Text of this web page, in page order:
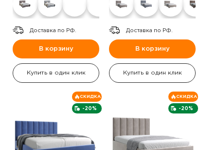
Доставка по РФ.
В корзину
Купить в один клик
Доставка по РФ.
В корзину
Купить в один клик
-20%
СКИДКА
-20%
СКИДКА